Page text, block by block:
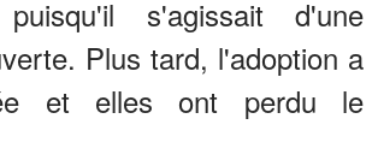
puisqu'il s'agissait d'une
Plus tard, l'adoption a
et elles ont perdu le